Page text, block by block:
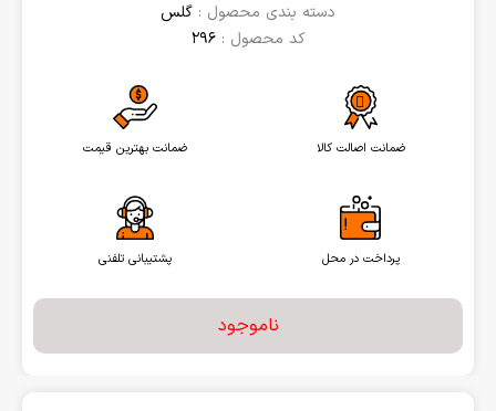
دسته بندی محصول : گلس
کد محصول :296
ضمانت اصالت کالا ضمانت بهترین قیمت
پرداخت در محل پشتیبانی تلفنی
ناموجود